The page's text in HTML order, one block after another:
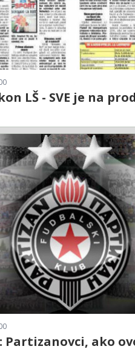
LŠ - SVE je na
Partizanovci, ako